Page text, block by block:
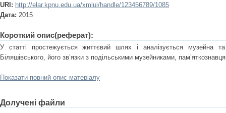
URI: http://elar.kpnu.edu.ua/xmlui/handle/123456789/1085
Дата: 2015
Короткий опис(реферат):
У статті простежується життєвий шлях і аналізується музейна
Біляшівського, його зв’язки з подільськими музейниками,
Показати повний опис матеріалу
Долучені файли